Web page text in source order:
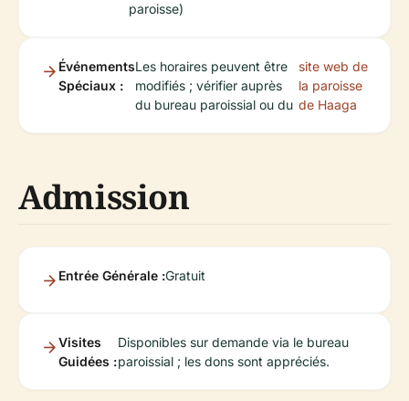
paroisse)
Événements
Spéciaux :
Les horaires peuvent être
modifiés ; vérifier auprès
du bureau paroissial ou du
site web de
la paroisse
de Haaga
Admission
Entrée Générale :Gratuit
Visites
Guidées :
Disponibles sur demande via le bureau
paroissial ; les dons sont appréciés.